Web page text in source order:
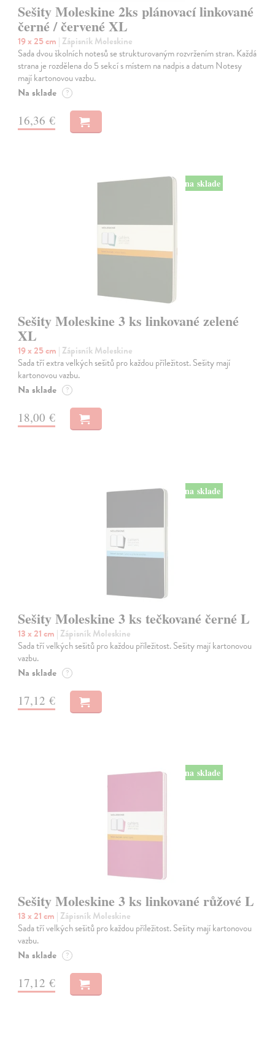
Sešity Moleskine 2ks plánovací linkované
černé / červené XL
19 x 25 cm | Zápisník Moleskine
Sada dvou školních notesů se strukturovaným rozvržením stran. Každá
strana je rozdělena do 5 sekcí s místem na nadpis a datum Notesy
mají kartonovou vazbu.
Na sklade ?
16,36 €
na sklade
Sešity Moleskine 3 ks linkované zelené
XL
19 x 25 cm | Zápisník Moleskine
Sada tří extra velkých sešitů pro každou příležitost. Sešity mají
kartonovou vazbu.
Na sklade ?
18,00 €
na sklade
Sešity Moleskine 3 ks tečkované černé L
13 x 21 cm | Zápisník Moleskine
Sada tří velkých sešitů pro každou příležitost. Sešity mají kartonovou
vazbu.
Na sklade ?
17,12 €
na sklade
Sešity Moleskine 3 ks linkované růžové L
13 x 21 cm | Zápisník Moleskine
Sada tří velkých sešitů pro každou příležitost. Sešity mají kartonovou
vazbu.
Na sklade ?
17,12 €